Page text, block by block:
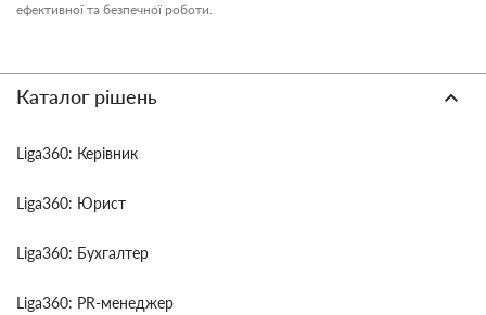
ефективної та безпечної роботи.
Каталог рішень
Liga360: Керівник
Liga360: Юрист
Liga360: Бухгалтер
Liga360: PR-менеджер